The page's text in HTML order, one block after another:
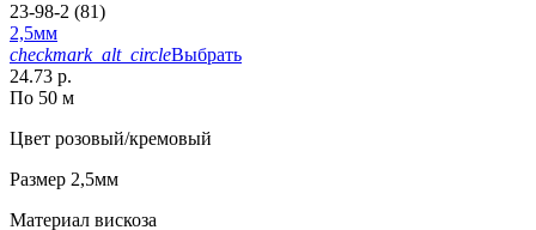
23-98-2 (81)
2,5мм
checkmark_alt_circleВыбрать
24.73 р.
По 50 м
Цвет розовый/кремовый
Размер 2,5мм
Материал вискоза